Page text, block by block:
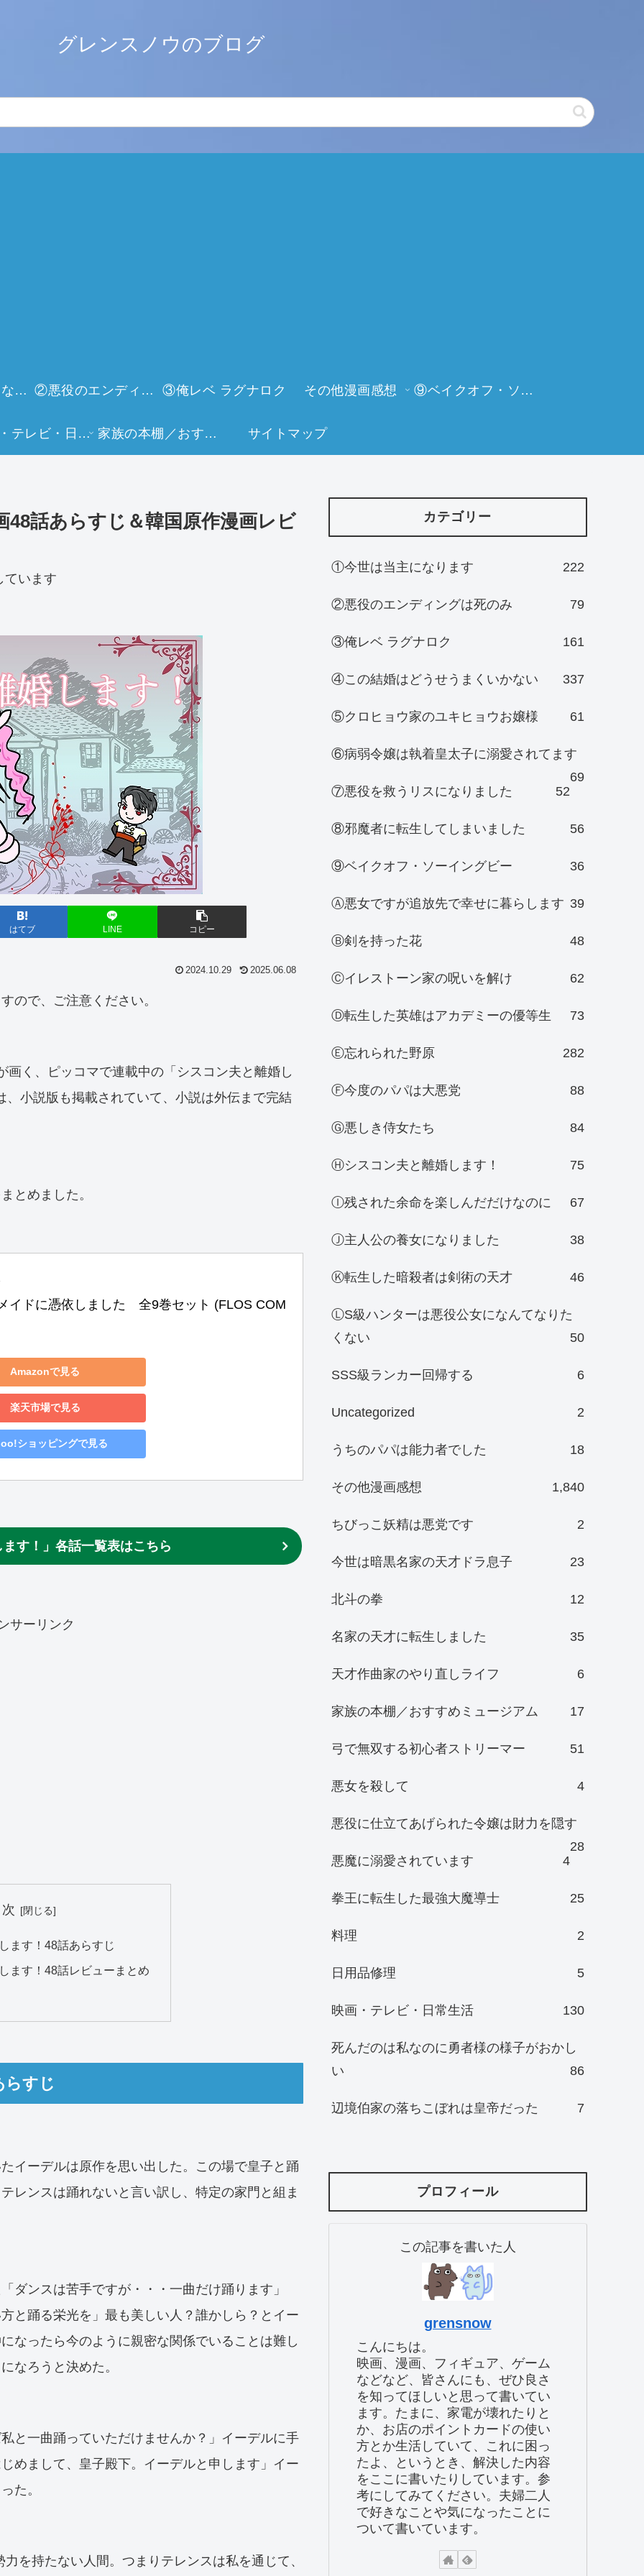
グレンスノウのブログ
①今世は当主になります ②悪役のエンディングは死のみ ③俺レベ ラグナロク その他漫画感想 ⑨ベイクオフ・ソーイングビー
映画・テレビ・日常生活 家族の本棚／おすすめミュージアム サイトマップ
話あらすじ＆韓国原作漫画レビ
います
はてブ LINE コピー
2024.10.29 2025.06.08
ので、ご注意ください。
く、ピッコマで連載中の「シスコン夫と離婚し
小説版も掲載されていて、小説は外伝まで完結
とめました。
イドに憑依しました　全9巻セット (FLOS COM
Amazonで見る
楽天市場で見る
ショッピングで見る
す！」各話一覧表はこちら
サーリンク
ます！48話あらすじ
ます！48話レビューまとめ
らすじ
イーデルは原作を思い出した。この場で皇子と踊
レンスは踊れないと言い訳し、特定の家門と組ま
ダンスは苦手ですが・・・一曲だけ踊ります」
と踊る栄光を」最も美しい人？誰かしら？とイー
なったら今のように親密な関係でいることは難し
なろうと決めた。
と一曲踊っていただけませんか？」イーデルに手
めまして、皇子殿下。イーデルと申します」イー
た。
を持たない人間。つまりテレンスは私を通じて、
カテゴリー
①今世は当主になります 222
②悪役のエンディングは死のみ 79
③俺レベ ラグナロク 161
④この結婚はどうせうまくいかない 337
⑤クロヒョウ家のユキヒョウお嬢様 61
⑥病弱令嬢は執着皇太子に溺愛されてます
69
⑦悪役を救うリスになりました
52
⑧邪魔者に転生してしまいました 56
⑨ベイクオフ・ソーイングビー 36
Ⓐ悪女ですが追放先で幸せに暮らします 39
Ⓑ剣を持った花 48
Ⓒイレストーン家の呪いを解け 62
Ⓓ転生した英雄はアカデミーの優等生 73
Ⓔ忘れられた野原 282
Ⓕ今度のパパは大悪党 88
Ⓖ悪しき侍女たち 84
Ⓗシスコン夫と離婚します！ 75
Ⓘ残された余命を楽しんだだけなのに 67
Ⓙ主人公の養女になりました 38
Ⓚ転生した暗殺者は剣術の天才 46
ⓁS級ハンターは悪役公女になんてなりた
くない
50
SSS級ランカー回帰する 6
Uncategorized 2
うちのパパは能力者でした 18
その他漫画感想 1,840
ちびっこ妖精は悪党です 2
今世は暗黒名家の天才ドラ息子 23
北斗の拳 12
名家の天才に転生しました 35
天才作曲家のやり直しライフ 6
家族の本棚／おすすめミュージアム 17
弓で無双する初心者ストリーマー 51
悪女を殺して 4
悪役に仕立てあげられた令嬢は財力を隠す
28
悪魔に溺愛されています
4
拳王に転生した最強大魔導士 25
料理 2
日用品修理 5
映画・テレビ・日常生活 130
死んだのは私なのに勇者様の様子がおかし
い
86
辺境伯家の落ちこぼれは皇帝だった 7
プロフィール
この記事を書いた人
grensnow
こんにちは。
映画、漫画、フィギュア、ゲーム
などなど、皆さんにも、ぜひ良さ
を知ってほしいと思って書いてい
ます。たまに、家電が壊れたりと
か、お店のポイントカードの使い
方とか生活していて、これに困っ
たよ、というとき、解決した内容
をここに書いたりしています。参
考にしてみてください。夫婦二人
で好きなことや気になったことに
ついて書いています。